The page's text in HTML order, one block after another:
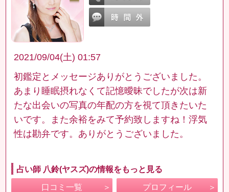
2021/09/04(土) 01:57
初鑑定とメッセージありがとうございました。
あまり睡眠摂れなくて記憶曖昧でしたが次は新
たな出会いの写真の年配の方を視て頂きたいた
いです。また余裕をみて予約致しますね！浮気
性は勘弁です。ありがとうございました。
占い師 八鈴(ヤスズ)の情報をもっと見る
口コミ一覧 プロフィール